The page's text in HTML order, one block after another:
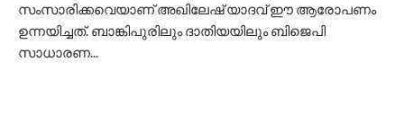
സംസാരിക്കവെയാണ് അഖിലേഷ് യാദവ് ഈ ആരോപണം
ഉന്നയിച്ചത്. ബാങ്കിപുരിലും ദാതിയയിലും ബിജെപി
സാധാരണ...